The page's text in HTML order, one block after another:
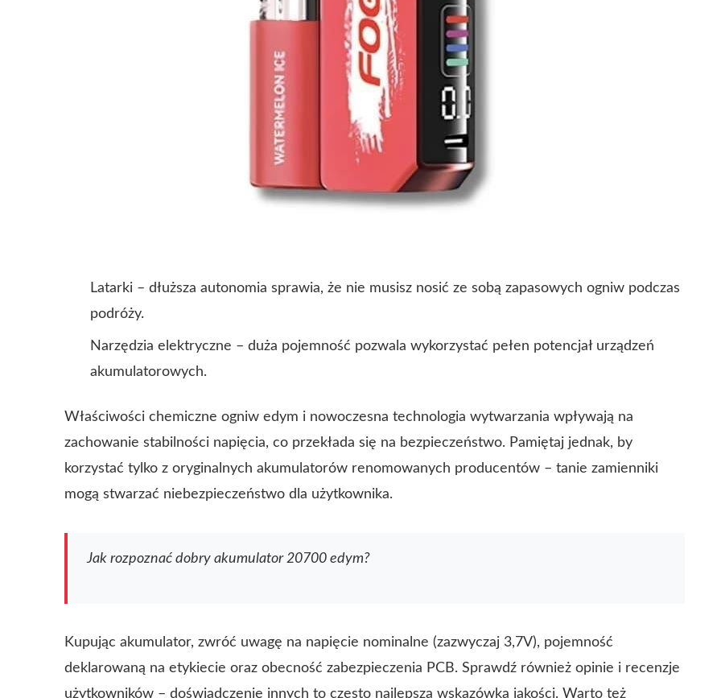
Latarki – dłuższa autonomia sprawia, że nie musisz nosić ze sobą zapasowych ogniw podczas
podróży.
Narzędzia elektryczne – duża pojemność pozwala wykorzystać pełen potencjał urządzeń
akumulatorowych.
Właściwości chemiczne ogniw edym i nowoczesna technologia wytwarzania wpływają na
zachowanie stabilności napięcia, co przekłada się na bezpieczeństwo. Pamiętaj jednak, by
korzystać tylko z oryginalnych akumulatorów renomowanych producentów – tanie zamienniki
mogą stwarzać niebezpieczeństwo dla użytkownika.
Jak rozpoznać dobry akumulator 20700 edym?
Kupując akumulator, zwróć uwagę na napięcie nominalne (zazwyczaj 3,7V), pojemność
deklarowaną na etykiecie oraz obecność zabezpieczenia PCB. Sprawdź również opinie i recenzje
użytkowników – doświadczenie innych to często najlepsza wskazówka jakości. Warto też